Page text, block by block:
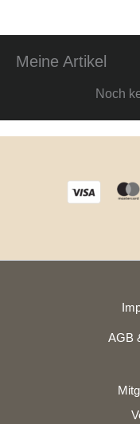
Meine Artikel
Noch
AGB